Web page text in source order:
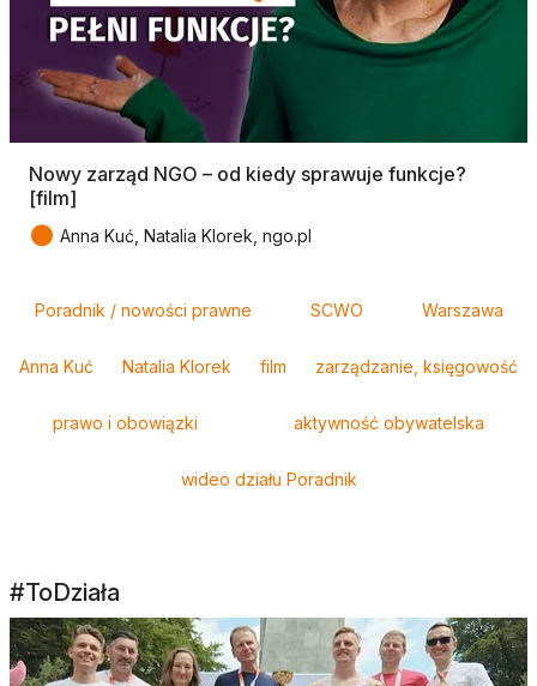
Nowy zarząd NGO – od kiedy sprawuje funkcje?
[film]
● Anna Kuć, Natalia Klorek, ngo.pl
Poradnik / nowości prawne SCWO Warszawa
Anna Kuć Natalia Klorek film zarządzanie, księgowość
prawo i obowiązki aktywność obywatelska
wideo działu Poradnik
#ToDziała